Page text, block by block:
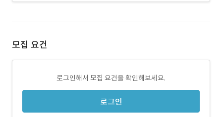
모집 요건
로그인해서 모집 요건을 확인해보세요.
로그인